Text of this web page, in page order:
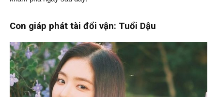
Con giáp phát tài đổi vận: Tuổi Dậu